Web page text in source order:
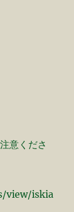
意くださ
view/iskia